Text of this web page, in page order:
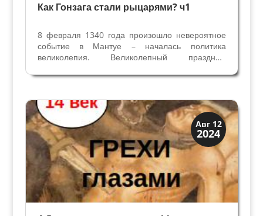
Как Гонзага стали рыцарями? ч1
8 февраля 1340 года произошло невероятное
событие в Мантуе – началась политика
великолепия. Великолепный праздник,
становление династии Гонзага у власти, три
Насильственный захват власти в Мантуе...
Авг 12
2024
Искусство
Символы